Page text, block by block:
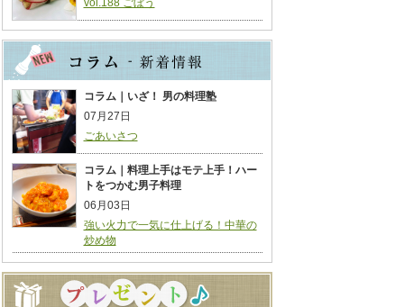
vol.188 ごぼう
コラム｜いざ！ 男の料理塾
07月27日
ごあいさつ
コラム｜料理上手はモテ上手！ハー
トをつかむ男子料理
06月03日
強い火力で一気に仕上げる！中華の
炒め物